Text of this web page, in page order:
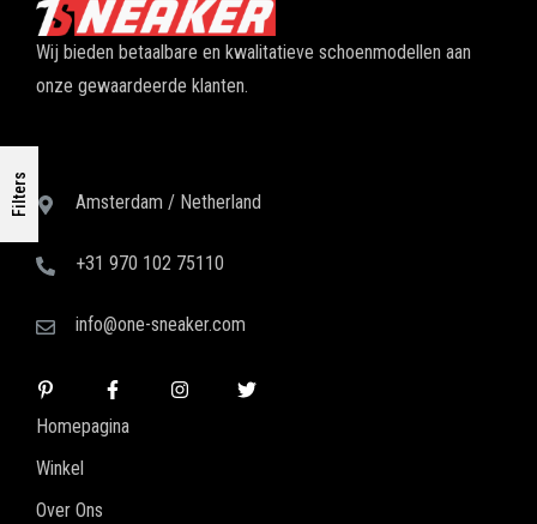
Filters
Wij bieden betaalbare en kwalitatieve schoenmodellen aan
onze gewaardeerde klanten.
Amsterdam / Netherland
+31 970 102 75110
info@one-sneaker.com
Homepagina
Winkel
Over Ons